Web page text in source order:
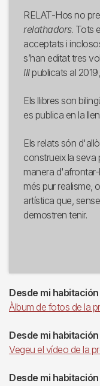
RELAT-Hos no
relathadors. Tots
acceptats i
s’han editat tres
IIIpublicats al
Els llibres son
es publica en la
Els relats són
construeix la seva
manera
més pur realisme,
artística que,
demostren tenir.
Desde mi habitación
Àlbum de fotos de la
Desde mi habitación
Vegeu el vídeo de la
Desde mi